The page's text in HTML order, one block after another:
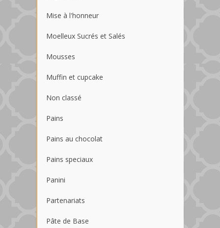
Mise à l'honneur
Moelleux Sucrés et Salés
Mousses
Muffin et cupcake
Non classé
Pains
Pains au chocolat
Pains speciaux
Panini
Partenariats
Pâte de Base